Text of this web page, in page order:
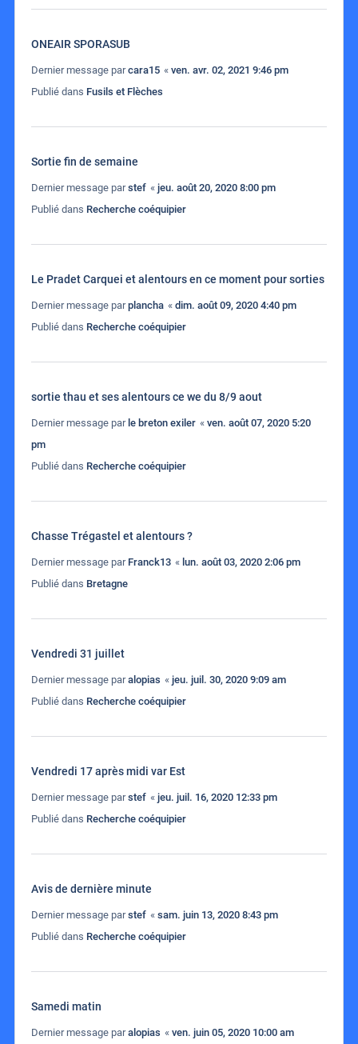
ONEAIR SPORASUB
Dernier message parcara15 « ven. avr. 02, 2021 9:46 pm
Publié dans Fusils et Flèches
Sortie fin de semaine
Dernier message parstef « jeu. août 20, 2020 8:00 pm
Publié dans Recherche coéquipier
Le Pradet Carquei et alentours en ce moment pour sorties
Dernier message parplancha « dim. août 09, 2020 4:40 pm
Publié dans Recherche coéquipier
sortie thau et ses alentours ce we du 8/9 aout
Dernier message par le breton exiler « ven. août 07, 2020 5:20
pm
Publié dans Recherche coéquipier
Chasse Trégastel et alentours ?
Dernier message par Franck13 « lun. août 03, 2020 2:06 pm
Publié dans Bretagne
Vendredi 31 juillet
Dernier message paralopias « jeu. juil. 30, 2020 9:09 am
Publié dans Recherche coéquipier
Vendredi 17 après midi var Est
Dernier message parstef « jeu. juil. 16, 2020 12:33 pm
Publié dans Recherche coéquipier
Avis de dernière minute
Dernier message parstef « sam. juin 13, 2020 8:43 pm
Publié dans Recherche coéquipier
Samedi matin
Dernier message paralopias « ven. juin 05, 2020 10:00 am